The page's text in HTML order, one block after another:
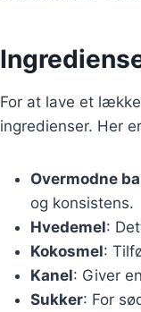
For at lave et
ingredienser. Her
Overmodne
og konsistens.
Hvedemel:
Kokosmel:
Kanel: Giver
Sukker: For